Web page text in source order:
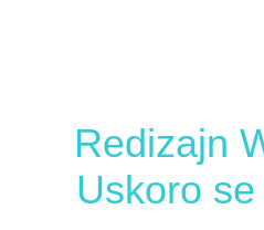
Redizajn
Uskoro